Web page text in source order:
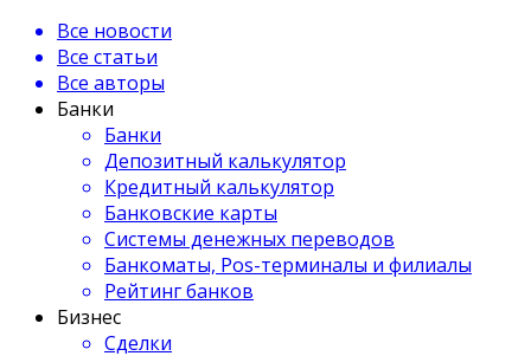
Все новости
Все статьи
Все авторы
Банки
Банки
Депозитный калькулятор
Кредитный калькулятор
Банковские карты
Системы денежных переводов
Банкоматы, Pos-терминалы и филиалы
Рейтинг банков
Бизнес
Сделки